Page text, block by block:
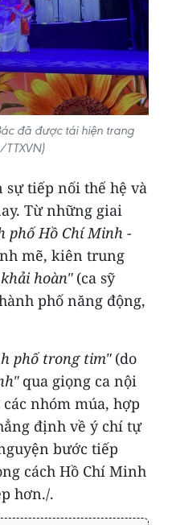
đã được tái hiện trang
sự tiếp nối thế hệ và
Từ những giai
phố Hồ Chí Minh -
mẽ, kiên trung
hoàn" (ca sỹ
phố năng động,
phố trong tim" (do
qua giọng ca nội
nhóm múa, hợp
định về ý chí tự
bước tiếp
cách Hồ Chí Minh
hơn./.